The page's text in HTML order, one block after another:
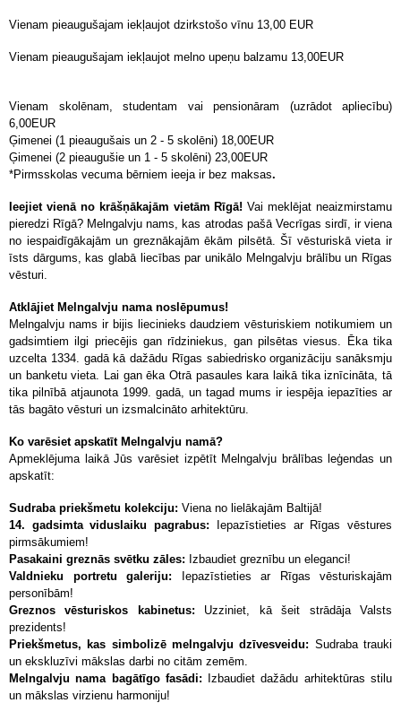
Vienam pieaugušajam iekļaujot dzirkstošo vīnu 13,00 EUR
Vienam pieaugušajam iekļaujot melno upeņu balzamu 13,00EUR
Vienam skolēnam, studentam vai pensionāram (uzrādot apliecību)
6,00EUR
Ģimenei (1 pieaugušais un 2 - 5 skolēni) 18,00EUR
Ģimenei (2 pieaugušie un 1 - 5 skolēni) 23,00EUR
*Pirmsskolas vecuma bērniem ieeja ir bez maksas.
Ieejiet vienā no krāšņākajām vietām Rīgā!Vai meklējat neaizmirstamu
pieredzi Rīgā? Melngalvju nams, kas atrodas pašā Vecrīgas sirdī, ir viena
no iespaidīgākajām un greznākajām ēkām pilsētā. Šī vēsturiskā vieta ir
īsts dārgums, kas glabā liecības par unikālo Melngalvju brālību un Rīgas
vēsturi.
Atklājiet Melngalvju nama noslēpumus!
Melngalvju nams ir bijis liecinieks daudziem vēsturiskiem notikumiem un
gadsimtiem ilgi priecējis gan rīdziniekus, gan pilsētas viesus. Ēka tika
uzcelta 1334. gadā kā dažādu Rīgas sabiedrisko organizāciju sanāksmju
un banketu vieta. Lai gan ēka Otrā pasaules kara laikā tika iznīcināta, tā
tika pilnībā atjaunota 1999. gadā, un tagad mums ir iespēja iepazīties ar
tās bagāto vēsturi un izsmalcināto arhitektūru.
Ko varēsiet apskatīt Melngalvju namā?
Apmeklējuma laikā Jūs varēsiet izpētīt Melngalvju brālības leģendas un
apskatīt:
Sudraba priekšmetu kolekciju: Viena no lielākajām Baltijā!
14. gadsimta viduslaiku pagrabus: Iepazīstieties ar Rīgas vēstures
pirmsākumiem!
Pasakaini greznās svētku zāles: Izbaudiet greznību un eleganci!
Valdnieku portretu galeriju: Iepazīstieties ar Rīgas vēsturiskajām
personībām!
Greznos vēsturiskos kabinetus: Uzziniet, kā šeit strādāja Valsts
prezidents!
Priekšmetus, kas simbolizē melngalvju dzīvesveidu: Sudraba trauki
un ekskluzīvi mākslas darbi no citām zemēm.
Melngalvju nama bagātīgo fasādi: Izbaudiet dažādu arhitektūras stilu
un mākslas virzienu harmoniju!